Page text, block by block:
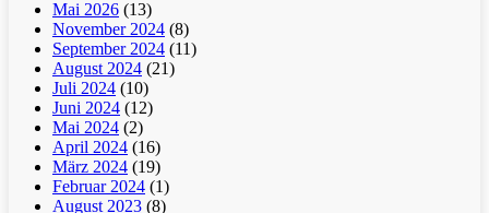
Mai 2026 (13)
November 2024 (8)
September 2024 (11)
August 2024 (21)
Juli 2024 (10)
Juni 2024 (12)
Mai 2024 (2)
April 2024 (16)
März 2024 (19)
Februar 2024 (1)
August 2023 (8)